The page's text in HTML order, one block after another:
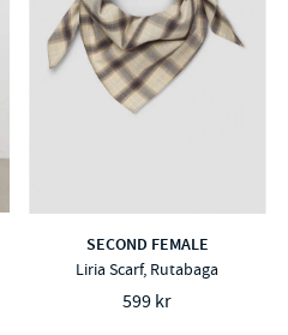
SECOND FEMALE
Liria Scarf, Rutabaga
599 kr